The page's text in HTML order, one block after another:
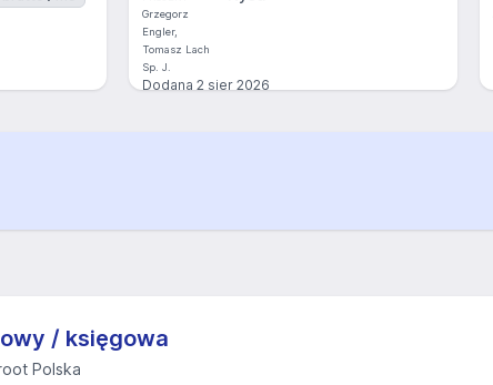
Dodana 2 sier 2026
/ księgowa
Polska